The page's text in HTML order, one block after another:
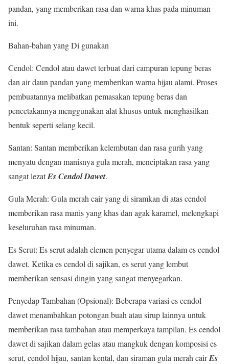
pandan, yang memberikan rasa dan warna khas pada minuman
ini.
Bahan-bahan yang Di gunakan
Cendol: Cendol atau dawet terbuat dari campuran tepung beras
dan air daun pandan yang memberikan warna hijau alami. Proses
pembuatannya melibatkan pemasakan tepung beras dan
pencetakannya menggunakan alat khusus untuk menghasilkan
bentuk seperti selang kecil.
Santan: Santan memberikan kelembutan dan rasa gurih yang
menyatu dengan manisnya gula merah, menciptakan rasa yang
sangat lezatEs Cendol Dawet.
Gula Merah: Gula merah cair yang di siramkan di atas cendol
memberikan rasa manis yang khas dan agak karamel, melengkapi
keseluruhan rasa minuman.
Es Serut: Es serut adalah elemen penyegar utama dalam es cendol
dawet. Ketika es cendol di sajikan, es serut yang lembut
memberikan sensasi dingin yang sangat menyegarkan.
Penyedap Tambahan (Opsional): Beberapa variasi es cendol
dawet menambahkan potongan buah atau sirup lainnya untuk
memberikan rasa tambahan atau memperkaya tampilan. Es cendol
dawet di sajikan dalam gelas atau mangkuk dengan komposisi es
serut, cendol hijau, santan kental, dan siraman gula merah cairEs